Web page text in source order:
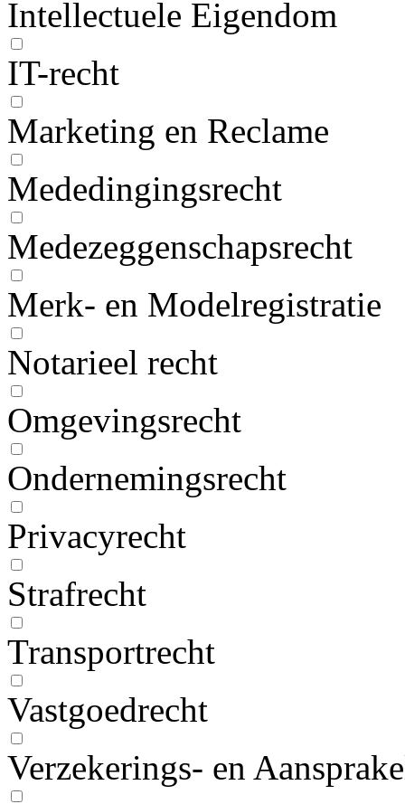
Intellectuele Eigendom
IT-recht
Marketing en Reclame
Mededingingsrecht
Medezeggenschapsrecht
Merk- en Modelregistratie
Notarieel recht
Omgevingsrecht
Ondernemingsrecht
Privacyrecht
Strafrecht
Transportrecht
Vastgoedrecht
Verzekerings- en